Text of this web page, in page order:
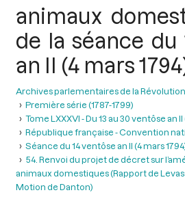
animaux
de la séance du
an II (4 mars
Archives parlementaires de la
Première série (1787-1799)
Tome LXXXVI - Du 13 au 30 ventôse an
République française - Convention
Séance du 14 ventôse an II (4 mars
54. Renvoi du projet de décret sur
animaux domestiques (Rapport de
Motion de Danton)